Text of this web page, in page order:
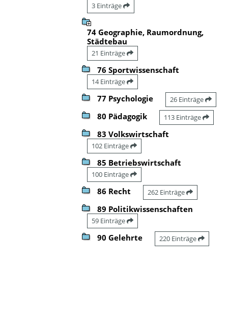
3 Einträge
74 Geographie, Raumordnung,
Städtebau
21 Einträge
76 Sportwissenschaft
14 Einträge
77 Psychologie 26 Einträge
80 Pädagogik 113 Einträge
83 Volkswirtschaft
102 Einträge
85 Betriebswirtschaft
100 Einträge
86 Recht 262 Einträge
89 Politikwissenschaften
59 Einträge
90 Gelehrte 220 Einträge